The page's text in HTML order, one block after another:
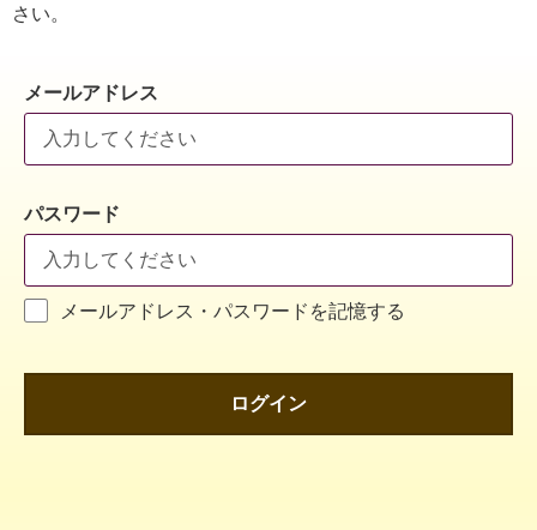
さい。
メールアドレス
パスワード
メールアドレス・パスワードを記憶する
ログイン